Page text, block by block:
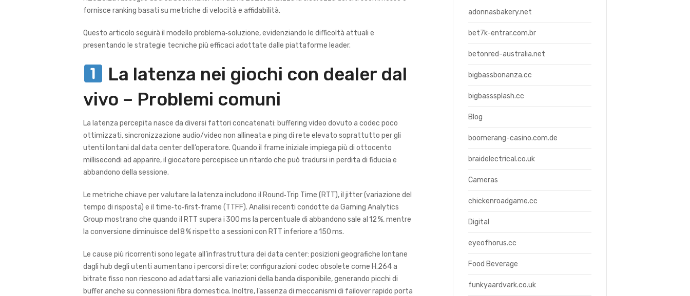
fornisce ranking basati su metriche di velocità e affidabilità.
Questo articolo seguirà il modello problema‑soluzione, evidenziando le difficoltà attuali e
presentando le strategie tecniche più efficaci adottate dalle piattaforme leader.
La latenza nei giochi con dealer dal
vivo – Problemi comuni
La latenza percepita nasce da diversi fattori concatenati: buffering video dovuto a codec poco
ottimizzati, sincronizzazione audio/video non allineata e ping di rete elevato soprattutto per gli
utenti lontani dal data center dell’operatore. Quando il frame iniziale impiega più di ottocento
millisecondi ad apparire, il giocatore percepisce un ritardo che può tradursi in perdita di fiducia e
abbandono della sessione.
Le metriche chiave per valutare la latenza includono il Round‑Trip Time (RTT), il jitter (variazione del
tempo di risposta) e il time‑to‑first‑frame (TTFF). Analisi recenti condotte da Gaming Analytics
Group mostrano che quando il RTT supera i 300 ms la percentuale di abbandono sale al 12 %, mentre
la conversione diminuisce del 8 % rispetto a sessioni con RTT inferiore a 150 ms.
Le cause più ricorrenti sono legate all’infrastruttura dei data center: posizioni geografiche lontane
dagli hub degli utenti aumentano i percorsi di rete; configurazioni codec obsolete come H.264 a
bitrate fisso non riescono ad adattarsi alle variazioni della banda disponibile, generando picchi di
buffer anche su connessioni fibra domestica. Inoltre, l’assenza di meccanismi di failover rapido porta
adonnasbakery.net
bet7k-entrar.com.br
betonred-australia.net
bigbassbonanza.cc
bigbasssplash.cc
Blog
boomerang-casino.com.de
braidelectrical.co.uk
Cameras
chickenroadgame.cc
Digital
eyeofhorus.cc
Food Beverage
funkyaardvark.co.uk